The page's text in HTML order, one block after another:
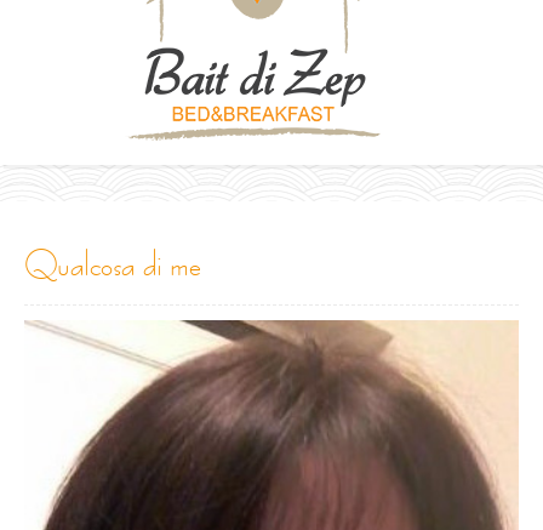
qualcosa di me